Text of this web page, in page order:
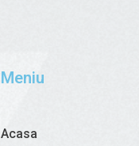
Meniu
Acasa